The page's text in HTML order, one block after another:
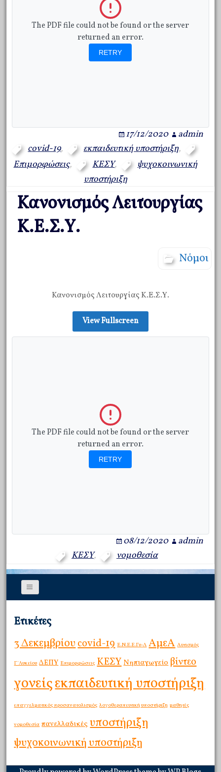
The PDF file could not be found or the server
returned an error.
RETRY
17/12/2020
admin
covid-19, εκπαιδευτική υποστήριξη,
Επιμορφώσεις, ΚΕΣΥ,
ψυχοκοινωνική
υποστήριξη
Κανονισμός Λειτουργίας
Κ.Ε.Σ.Υ.
Νόμοι
Κανονισμός Λειτουργίας Κ.Ε.Σ.Υ.
View Fullscreen
The PDF file could not be found or the server
returned an error.
RETRY
08/12/2020
admin
ΚΕΣΥ, νομοθεσία
Ετικέτες
3 Δεκεμβρίουcovid-19 E.Ν.Ε.Ε.Γυ-Λ ΑμεΑ Αυτισμός
Γ΄Λυκείου ΔΕΠΥ Επιμορφώσεις ΚΕΣΥΝηπιαγωγείο βίντεο
γονείςεκπαιδευτική υποστήριξη
επαγγελματικός προσανατολισμός λογοθεραπευτική υποστήριξη μαθητές
νομοθεσία πανελλαδικέςυποστήριξη
ψυχοκοινωνική υποστήριξη